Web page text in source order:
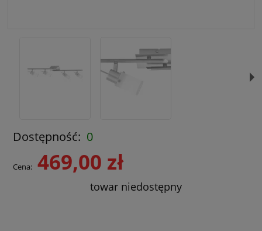
Dostępność: 0
Cena: 469,00 zł
towar niedostępny